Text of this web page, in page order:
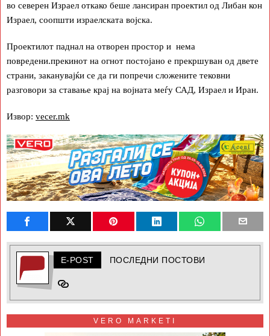
во северен Израел откако беше лансиран проектил од Либан кон
Израел, соопшти израелската војска.
Проектилот паднал на отворен простор и нема
повредени.прекинот на огнот постојано е прекршуван од двете
страни, заканувајќи се да ги попречи сложените тековни
разговори за ставање крај на војната меѓу САД, Израел и Иран.
Извор: vecer.mk
E-POST ПОСЛЕДНИ ПОСТОВИ
VERO MARKETI